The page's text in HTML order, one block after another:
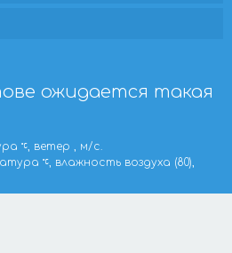
ожидается такая
, ветер , м/с.
, влажность воздуха (80),